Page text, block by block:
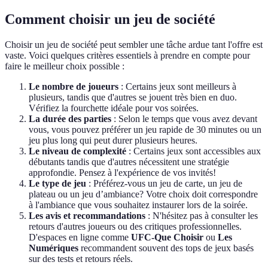
Comment choisir un jeu de société
Choisir un jeu de société peut sembler une tâche ardue tant l'offre est
vaste. Voici quelques critères essentiels à prendre en compte pour
faire le meilleur choix possible :
Le nombre de joueurs : Certains jeux sont meilleurs à
plusieurs, tandis que d'autres se jouent très bien en duo.
Vérifiez la fourchette idéale pour vos soirées.
La durée des parties : Selon le temps que vous avez devant
vous, vous pouvez préférer un jeu rapide de 30 minutes ou un
jeu plus long qui peut durer plusieurs heures.
Le niveau de complexité : Certains jeux sont accessibles aux
débutants tandis que d'autres nécessitent une stratégie
approfondie. Pensez à l'expérience de vos invités!
Le type de jeu : Préférez-vous un jeu de carte, un jeu de
plateau ou un jeu d’ambiance? Votre choix doit correspondre
à l'ambiance que vous souhaitez instaurer lors de la soirée.
Les avis et recommandations : N'hésitez pas à consulter les
retours d'autres joueurs ou des critiques professionnelles.
D'espaces en ligne comme UFC-Que Choisir ou Les
Numériques recommandent souvent des tops de jeux basés
sur des tests et retours réels.